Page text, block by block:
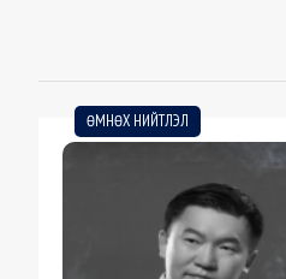
ӨМНӨХ НИЙТЛЭЛ